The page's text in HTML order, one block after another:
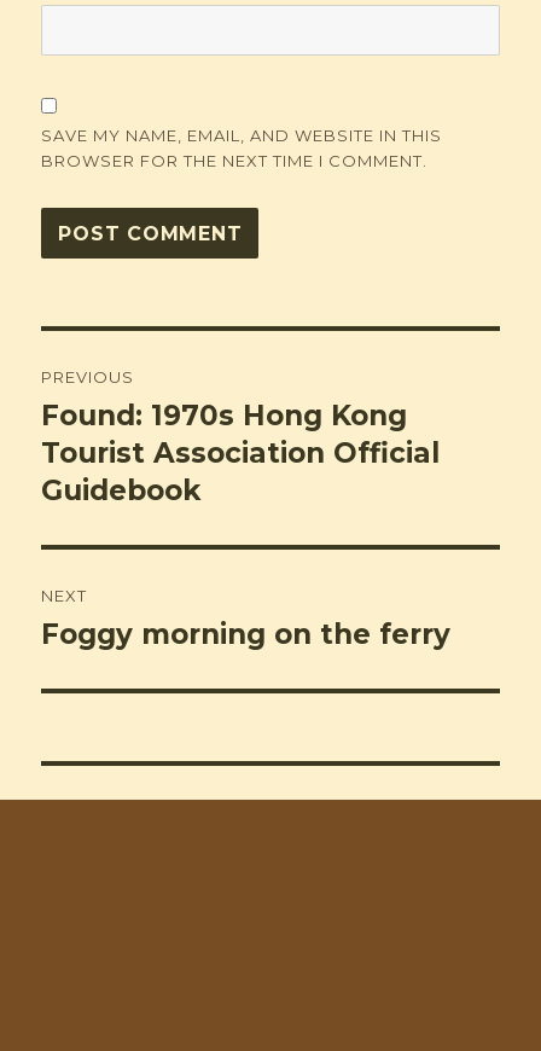
SAVE MY NAME, EMAIL, AND WEBSITE IN THIS
BROWSER FOR THE NEXT TIME I COMMENT.
navigation
PREVIOUS
Previous
post:
Found: 1970s Hong Kong
Tourist Association Official
Guidebook
NEXT
Next
Foggy morning on the ferry